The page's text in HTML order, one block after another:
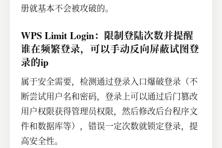
册就基本不会被攻破的。
WPS Limit Login：限制登陆次数并提醒
谁在频繁登录，可以手动反向屏蔽试图登
录的ip
属于安全需要，检测通过登录入口爆破登录（不
断尝试用户名和密码，登录上可以通过后门篡改
用户权限获得管理员权限，然后修改后台程序文
件和数据库等），错误一定次数就锁定登录，提
高安全性。